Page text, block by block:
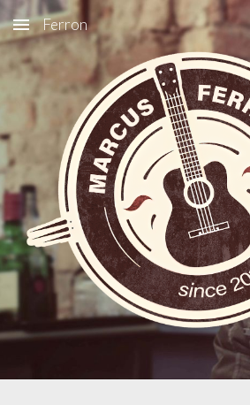
Skip to main content
Ferron